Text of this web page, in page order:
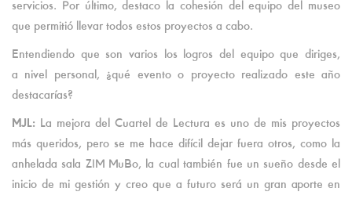
servicios. Por último, destaco la cohesión del equipo del museo
que permitió llevar todos estos proyectos a cabo.
Entendiendo que son varios los logros del equipo que diriges,
a nivel personal, ¿qué evento o proyecto realizado este año
destacarías?
MJL: La mejora del Cuartel de Lectura es uno de mis proyectos
más queridos, pero se me hace difícil dejar fuera otros, como la
anhelada sala ZIM MuBo, la cual también fue un sueño desde el
inicio de mi gestión y creo que a futuro será un gran aporte en